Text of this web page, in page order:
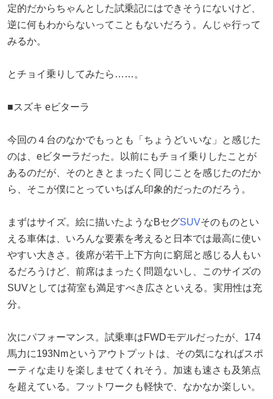
定的だからちゃんとした試乗記にはできそうにないけど、
逆に何もわからないってこともないだろう。んじゃ行って
みるか。
とチョイ乗りしてみたら……。
■スズキ eビターラ
今回の４台のなかでもっとも「ちょうどいいな」と感じた
のは、eビターラだった。以前にもチョイ乗りしたことが
あるのだが、そのときとまったく同じことを感じたのだか
ら、そこが僕にとっていちばん印象的だったのだろう。
まずはサイズ。絵に描いたようなBセグSUVそのものとい
える車体は、いろんな要素を考えると日本では最高に使い
やすい大きさ。後席が若干上下方向に窮屈と感じる人もい
るだろうけど、前席はまったく問題ないし、このサイズの
SUVとしては荷室も満足すべき広さといえる。実用性は充
分。
次にパフォーマンス。試乗車はFWDモデルだったが、174
馬力に193Nmというアウトプットは、その気になればスポ
ーティな走りを楽しませてくれそう。加速も速さも及第点
を超えている。フットワークも軽快で、なかなか楽しい。